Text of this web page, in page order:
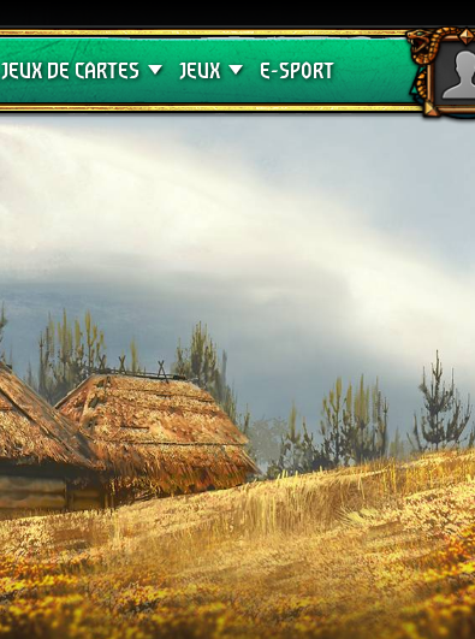
JEUX DE CARTES
Crimson Curse
JEUX
Guides de jeux
E-SPORT